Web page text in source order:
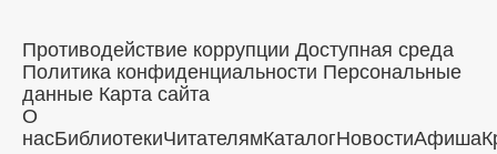
Противодействие коррупции Доступная среда
Политика конфиденциальности Персональные
данные Карта сайта
О
насБиблиотекиЧитателямКаталогНовостиАфиша